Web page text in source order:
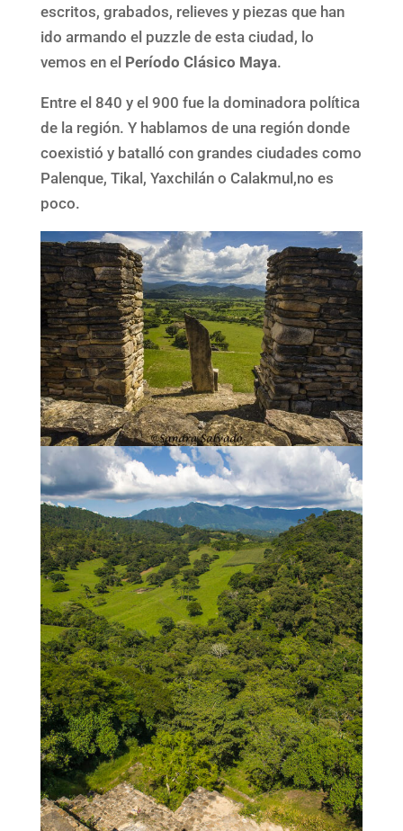
escritos, grabados, relieves y piezas que han
ido armando el puzzle de esta ciudad, lo
vemos en el Período Clásico Maya.
Entre el 840 y el 900 fue la dominadora política
de la región. Y hablamos de una región donde
coexistió y batalló con grandes ciudades como
Palenque, Tikal, Yaxchilán o Calakmul,no es
poco.